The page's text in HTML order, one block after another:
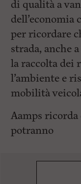
di qualità a
dell’economia
per ricordare
strada, anche
la raccolta dei
l’ambiente e
mobilità
Aamps
potranno